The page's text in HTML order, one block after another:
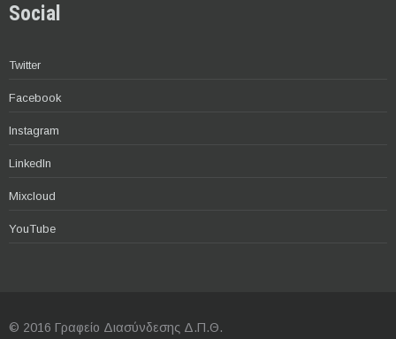
Social
Twitter
Facebook
Instagram
LinkedIn
Mixcloud
YouTube
© 2016 Γραφείο Διασύνδεσης Δ.Π.Θ.